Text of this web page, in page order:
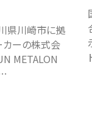
県川崎市に拠
カーの株式会
METALON